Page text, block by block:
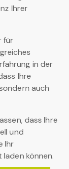
Ihrer
für
in der
Ihre
auch
dass Ihre
und
Ihr
können.